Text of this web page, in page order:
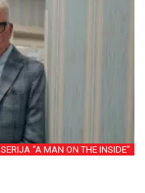
SERIJA “A MAN ON THE INSIDE”